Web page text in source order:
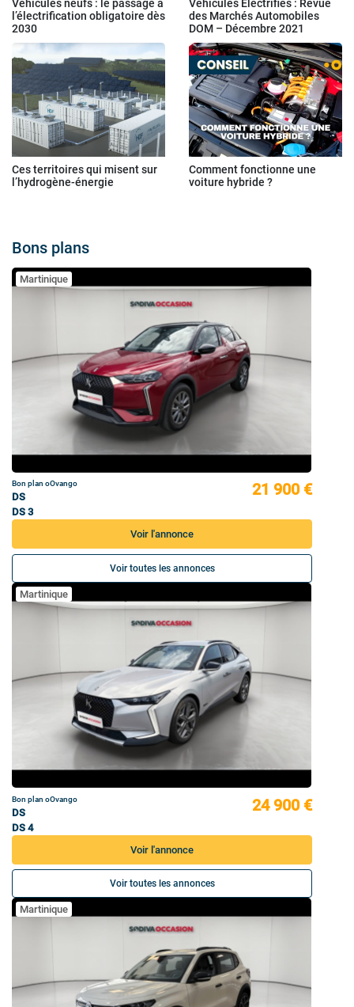
Véhicules neufs : le passage à
l’électrification obligatoire dès
2030
Véhicules Électrifiés : Revue
des Marchés Automobiles
DOM – Décembre 2021
Ces territoires qui misent sur
l’hydrogène-énergie
Comment fonctionne une
voiture hybride ?
Bons plans
Martinique
Bon plan oOvango
DS
DS 3
21 900 €
Voir l'annonce
Voir toutes les annonces
Martinique
Bon plan oOvango
DS
DS 4
24 900 €
Voir l'annonce
Voir toutes les annonces
Martinique